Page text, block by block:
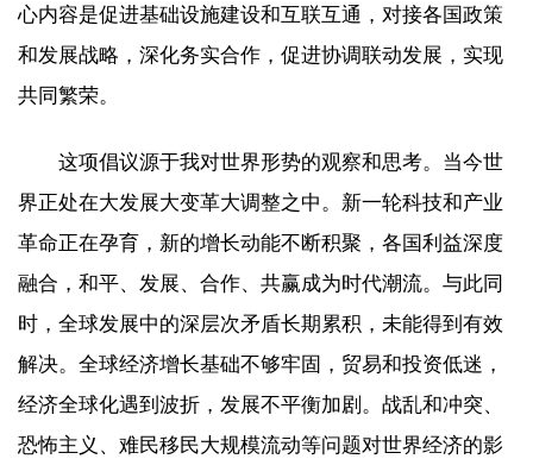
心内容是促进基础设施建设和互联互通，对接各国政策
和发展战略，深化务实合作，促进协调联动发展，实现
共同繁荣。
这项倡议源于我对世界形势的观察和思考。当今世
界正处在大发展大变革大调整之中。新一轮科技和产业
革命正在孕育，新的增长动能不断积聚，各国利益深度
融合，和平、发展、合作、共赢成为时代潮流。与此同
时，全球发展中的深层次矛盾长期累积，未能得到有效
解决。全球经济增长基础不够牢固，贸易和投资低迷，
经济全球化遇到波折，发展不平衡加剧。战乱和冲突、
恐怖主义、难民移民大规模流动等问题对世界经济的影